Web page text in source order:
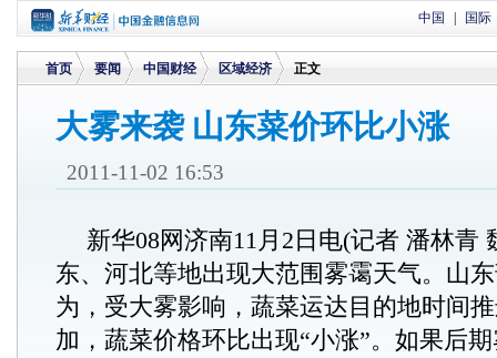
中国 国际
首页
>
要闻
>
中国财经
>
区域经济 正文
大雾来袭 山东菜价环比小涨
2011-11-02 16:53
新华08网济南11月2日电(记者 潘林青
东、河北等地出现大范围雾霭天气。山
为，受大雾影响，蔬菜运达目的地时间
加，蔬菜价格环比出现“小涨”。如果后